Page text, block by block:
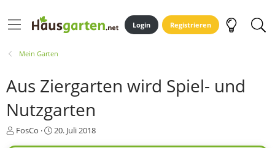
Login Registrieren
Mein Garten
Aus Ziergarten wird Spiel- und
Nutzgarten
E
FosCo
E
20. Juli 2018